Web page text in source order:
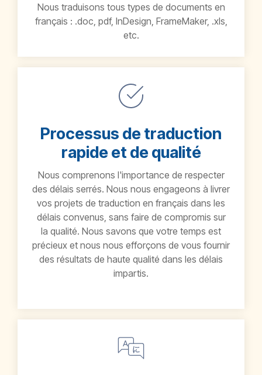
Nous traduisons tous types de documents en
français : .doc, pdf, InDesign, FrameMaker, .xls,
etc.
Processus de traduction
rapide et de qualité
Nous comprenons l'importance de respecter
des délais serrés. Nous nous engageons à livrer
vos projets de traduction en français dans les
délais convenus, sans faire de compromis sur
la qualité. Nous savons que votre temps est
précieux et nous nous efforçons de vous fournir
des résultats de haute qualité dans les délais
impartis.